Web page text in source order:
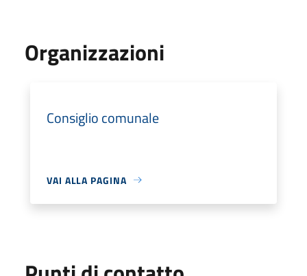
Organizzazioni
Consiglio comunale
VAI ALLA PAGINA